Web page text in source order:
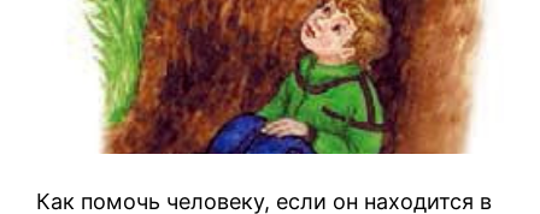
Как помочь человеку, если он находится в